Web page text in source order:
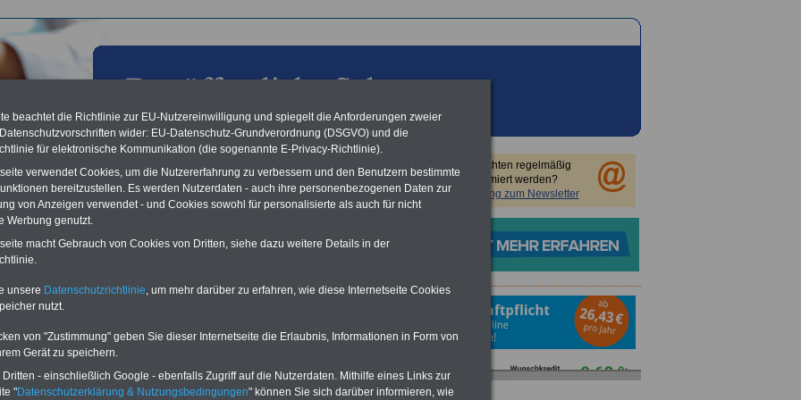
im öffentlichen Dienst der Länder
Dienst
und sparen:
-
Vergleich Gesetzliche
-
Sie möchten regelmäßig
informiert werden?
Anmeldung zum Newsletter
beachtet die Richtlinie zur EU-Nutzereinwilligung und spiegelt die Anforderungen zweier
wider: EU-Datenschutz-Grundverordnung (DSGVO) und die
für elektronische Kommunikation (die sogenannte E-Privacy-Richtlinie).
verwendet Cookies, um die Nutzererfahrung zu verbessern und den Benutzern bestimmte
bereitzustellen. Es werden Nutzerdaten - auch ihre personenbezogenen Daten zur
von Anzeigen verwendet - und Cookies sowohl für personalisierte als auch für nicht
Werbung genutzt.
macht Gebrauch von Cookies von Dritten, siehe dazu weitere Details in der
unsere Datenschutzrichtlinie , um mehr darüber zu erfahren, wie diese Internetseite Cookies
nutzt.
von "Zustimmung" geben Sie dieser Internetseite die Erlaubnis, Informationen in Form von
Gerät zu speichern.
- einschließlich Google - ebenfalls Zugriff auf die Nutzerdaten. Mithilfe eines Links zur
"Datenschutzerklärung & Nutzungsbedingungen" können Sie sich darüber informieren, wie